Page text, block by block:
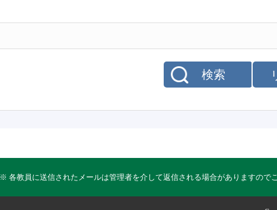
検索
※ 各教員に送信されたメールは管理者を介して返信される場合がありますので